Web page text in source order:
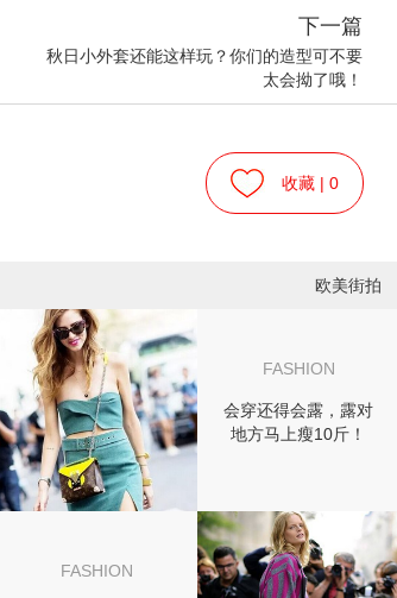
下一篇
秋日小外套还能这样玩？你们的造型可不要
太会拗了哦！
收藏 | 0
欧美街拍
FASHION
会穿还得会露，露对
地方马上瘦10斤！
FASHION